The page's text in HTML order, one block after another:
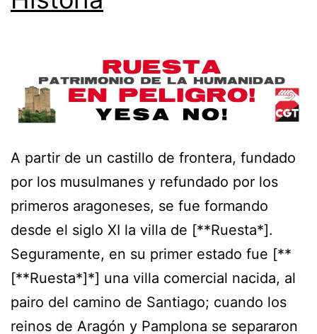
A partir de un castillo de frontera, fundado
por los musulmanes y refundado por los
primeros aragoneses, se fue formando
desde el siglo XI la villa de [**Ruesta*].
Seguramente, en su primer estado fue [**
[**Ruesta*]*] una villa comercial nacida, al
pairo del camino de Santiago; cuando los
reinos de Aragón y Pamplona se separaron